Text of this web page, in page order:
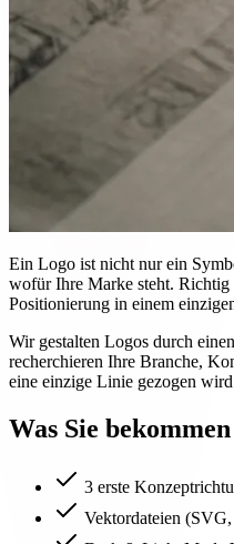
Ein Logo ist nicht nur ein
wofür Ihre Marke steht. Richtig
Positionierung in einem
Wir gestalten Logos durch
recherchieren Ihre Branche,
eine einzige Linie gezogen
Was Sie bekommen
3 erste
Vektordateien